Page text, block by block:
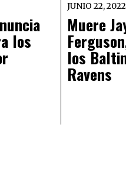
los
JUNIO 22, 2022
Muere
los
Ravens